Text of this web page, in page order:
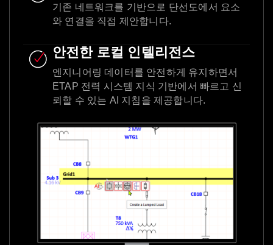
기존 네트워크를 기반으로 단선도에서 요소
와 연결을 직접 제안합니다.
안전한 로컬 인텔리전스
엔지니어링 데이터를 안전하게 유지하면서
ETAP 전력 시스템 지식 기반에서 빠르고 신
뢰할 수 있는 AI 지침을 제공합니다.